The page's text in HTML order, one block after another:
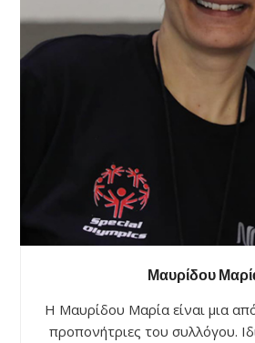
Μαυρίδου
Η Μαυρίδου Μαρία είναι μια
προπονήτριες του συλλόγου.